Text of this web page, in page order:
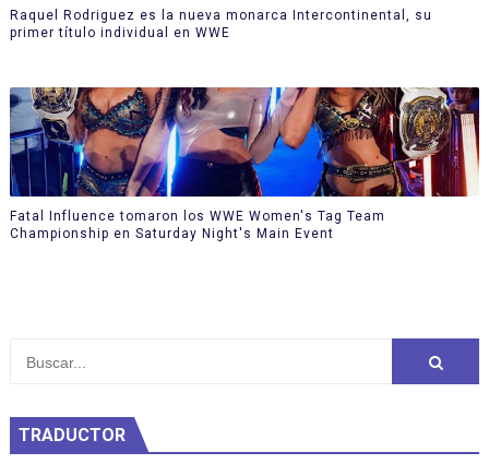
Raquel Rodriguez es la nueva monarca Intercontinental, su
primer título individual en WWE
Fatal Influence tomaron los WWE Women's Tag Team
Championship en Saturday Night's Main Event
TRADUCTOR